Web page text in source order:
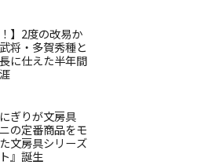
】2度の改易か
将・多賀秀種と
に仕えた半年間
ぎりが文房具
の定番商品をモ
文房具シリーズ
』誕生